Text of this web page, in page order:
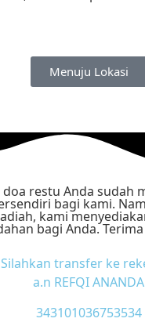
Menuju Lokasi
restu Anda sudah
bagi kami.
kami
bagi Anda.
Silahkan transfer ke
a.n REFQI ANANDA
343101036753534